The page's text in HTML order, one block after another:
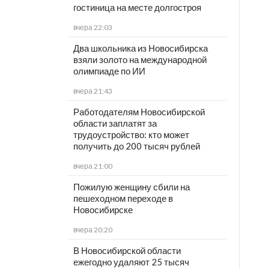
гостиница на месте долгостроя
вчера 22:03
Два школьника из Новосибирска
взяли золото на международной
олимпиаде по ИИ
вчера 21:43
Работодателям Новосибирской
области заплатят за
трудоустройство: кто может
получить до 200 тысяч рублей
вчера 21:00
Пожилую женщину сбили на
пешеходном переходе в
Новосибирске
вчера 20:20
В Новосибирской области
ежегодно удаляют 25 тысяч